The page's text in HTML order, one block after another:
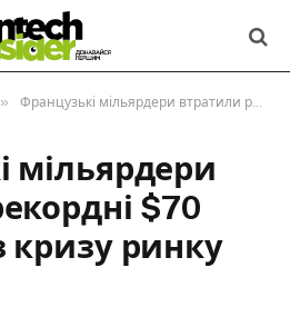
» Французькі мільярдери втратили рекордні $70 млрд через кризу ринку розкоші
мільярдери
$70
кризу ринку